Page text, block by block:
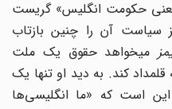
حکومت انگلیس» گریست
آن را چنین بازتاب
می‎خواهد حقوق یک ملت
کند. به دید او تنها یک
است که «ما انگلیسی‌ها